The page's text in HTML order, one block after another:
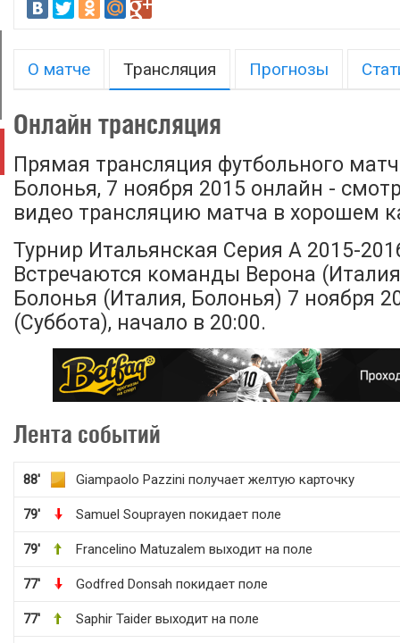
О матче Трансляция Прогнозы
Онлайн трансляция
Прямая трансляция футбольного
Болонья, 7 ноября 2015 онлайн -
видео трансляцию матча в хорошем
Турнир Итальянская Серия А 2015-
Встречаются команды Верона
Болонья (Италия, Болонья) 7 ноября
(Суббота), начало в 20:00.
Лента событий
88' Giampaolo Pazzini получает желтую карточку
79' Samuel Souprayen покидает поле
79' Francelino Matuzalem выходит на поле
77' Godfred Donsah покидает поле
77' Saphir Taider выходит на поле